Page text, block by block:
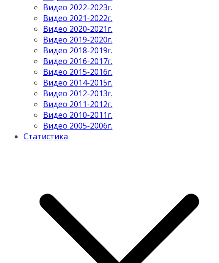
Видео 2022-2023г.
Видео 2021-2022г.
Видео 2020-2021г.
Видео 2019-2020г.
Видео 2018-2019г.
Видео 2016-2017г.
Видео 2015-2016г.
Видео 2014-2015г.
Видео 2012-2013г.
Видео 2011-2012г.
Видео 2010-2011г.
Видео 2005-2006г.
Статистика